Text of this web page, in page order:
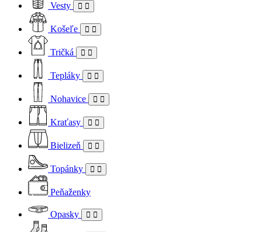
Vesty
Košeľe
Tričká
Tepláky
Nohavice
Kraťasy
Bielizeň
Topánky
Peňaženky
Opasky